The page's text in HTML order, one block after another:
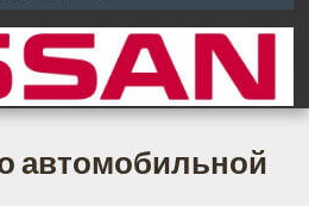
автомобильной